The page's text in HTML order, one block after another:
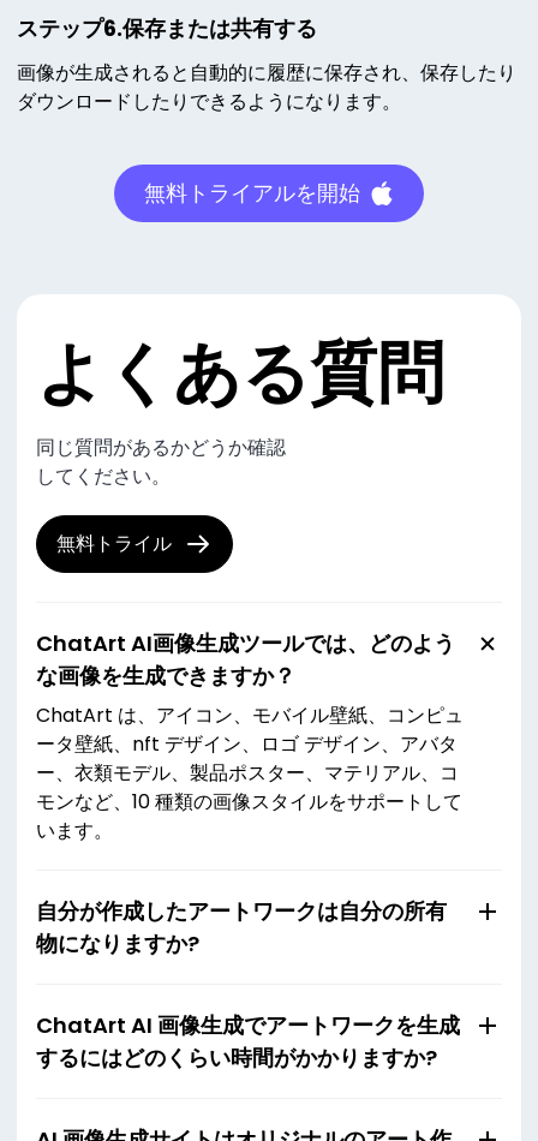
ステップ6.保存または共有する
画像が生成されると自動的に履歴に保存され、保存したり
ダウンロードしたりできるようになります。
無料トライアルを開始
よくある質問
同じ質問があるかどうか確認
してください。
無料トライル
ChatArt AI画像生成ツールでは、どのよう
な画像を生成できますか？
ChatArt は、アイコン、モバイル壁紙、コンピュ
ータ壁紙、nft デザイン、ロゴ デザイン、アバタ
ー、衣類モデル、製品ポスター、マテリアル、コ
モンなど、10 種類の画像スタイルをサポートして
います。
自分が作成したアートワークは自分の所有
物になりますか?
ChatArt AI 画像生成でアートワークを生成
するにはどのくらい時間がかかりますか?